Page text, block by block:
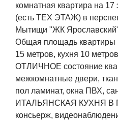
комнатная квартира на
(есть ТЕХ ЭТАЖ) в
Мытищи "ЖК
Общая площадь квартиры
15 метров, кухня 10
ОТЛИЧНОЕ состояние
межкомнатные двери,
пол ламинат, окна ПВХ,
ИТАЛЬЯНСКАЯ КУХНЯ В
консьерж,